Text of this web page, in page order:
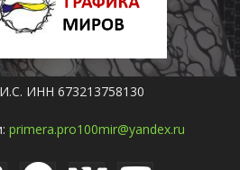
ИНН 673213758130
primera.pro100mir@yandex.ru